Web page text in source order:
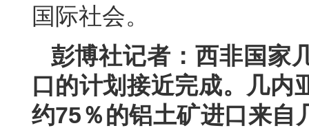
国际社会。
彭博社记者：西非国家
口的计划接近完成。几内
约75％的铝土矿进口来自